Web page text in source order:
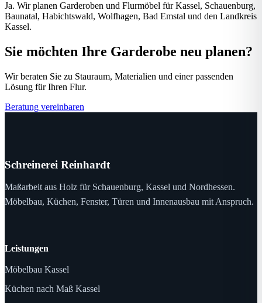
Ja. Wir planen Garderoben und Flurmöbel für Kassel, Schauenburg,
Baunatal, Habichtswald, Wolfhagen, Bad Emstal und den Landkreis
Kassel.
Sie möchten Ihre Garderobe neu planen?
Wir beraten Sie zu Stauraum, Materialien und einer passenden
Lösung für Ihren Flur.
Beratung vereinbaren
Schreinerei Reinhardt
Maßarbeit aus Holz für Schauenburg, Kassel und Nordhessen.
Möbelbau, Küchen, Fenster, Türen und Innenausbau mit Anspruch.
Leistungen
Möbelbau Kassel
Küchen nach Maß Kassel